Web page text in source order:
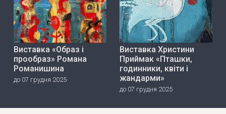
Виставка «Образ і
прообраз» Романа
Романишина
до 07 грудня 2025
Виставка Христини
Приймак «Пташки,
годинники, квіти і
жандарми»
до 07 грудня 2025